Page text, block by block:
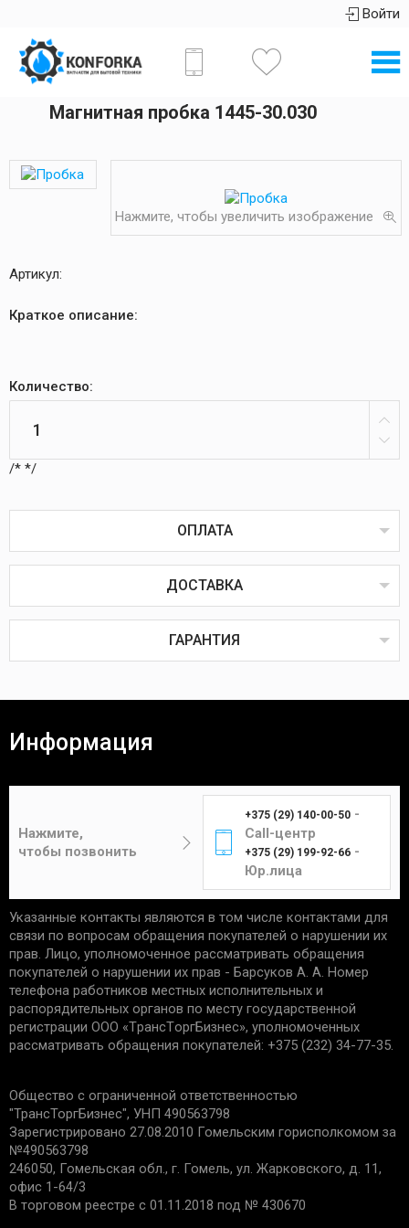
Войти
Магнитная пробка 1445-30.030
Нажмите, чтобы увеличить изображение
Артикул:
Краткое описание:
Количество:
/* */
ОПЛАТА
онлайн или через терминал в пунктах выдачи,
наличным или безналичным расчётом, через
ДОСТАВКА
среднем занимает 3-7 дней.
Цена составит от 4 до 12 рублей в
зависимости от габаритов и веса изделия.
Курьер
Доставка товаров курьером
осуществляется по будням с 10:00 до 22:00.
Гомель - 6 рублей
Могилев - 6 рублей
Светлогорск - 6 рублей
Речица - 6 рублей
ГАРАНТИЯ
Покупатель вправе вернуть товар в течение 14
необходимы:
отсутствие следов установки;
чек, подтверждающий приобретение;
Единственным подтверждением установки товара
является акт выполненных работ с названием
услуги и устанавливаемой детали. Гарантийные
обязательства не распространяются:
на запчасти со следами механических
повреждений.
воздействий, нарушения правил установки/
хранения;
на дефекты из-за износа деталей, в срок
установленный производителем;
если причиной поломки стала
Информация
Нажмите,
чтобы позвонить
+375 (29) 140-00-50 -
Call-центр
+375 (29) 199-92-66 -
Юр.лица
Указанные контакты являются в том числе контактами для
связи по вопросам обращения покупателей о нарушении их
прав. Лицо, уполномоченное рассматривать обращения
покупателей о нарушении их прав - Барсуков А. А. Номер
телефона работников местных исполнительных и
распорядительных органов по месту государственной
регистрации ООО «TрaнcТopгБизнec», уполномоченных
рассматривать обращения покупателей: +375 (232) 34-77-35.
Общество с ограниченной ответственностью
"ТрансТоргБизнес", УНП 490563798
Зарегистрировано 27.08.2010 Гомельским горисполкомом за
№490563798
246050, Гомельская обл., г. Гомель, ул. Жарковского, д. 11,
офис 1-64/3
В торговом реестре с 01.11.2018 под № 430670